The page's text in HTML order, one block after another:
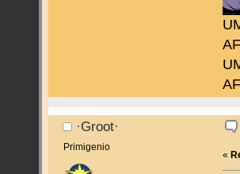
·Groot·
Primigenio
«